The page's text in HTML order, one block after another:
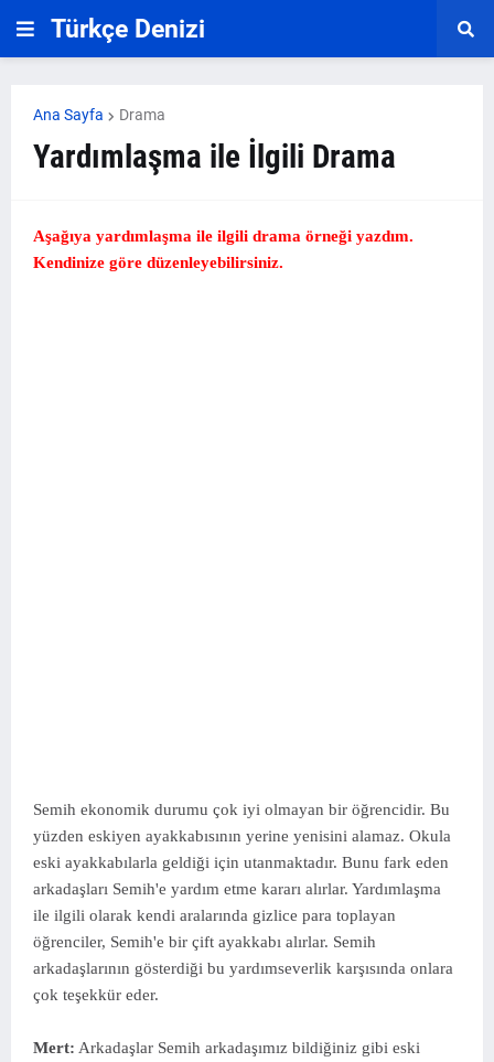
Türkçe Denizi
Ana Sayfa Drama
Yardımlaşma ile İlgili Drama
Aşağıya yardımlaşma ile ilgili drama örneği yazdım.
Kendinize göre düzenleyebilirsiniz.
Semih ekonomik durumu çok iyi olmayan bir öğrencidir. Bu
yüzden eskiyen ayakkabısının yerine yenisini alamaz. Okula
eski ayakkabılarla geldiği için utanmaktadır. Bunu fark eden
arkadaşları Semih'e yardım etme kararı alırlar. Yardımlaşma
ile ilgili olarak kendi aralarında gizlice para toplayan
öğrenciler, Semih'e bir çift ayakkabı alırlar. Semih
arkadaşlarının gösterdiği bu yardımseverlik karşısında onlara
çok teşekkür eder.
Mert: Arkadaşlar Semih arkadaşımız bildiğiniz gibi eski